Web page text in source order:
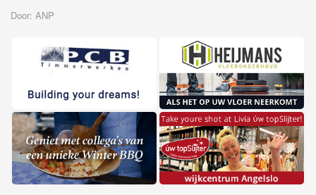
Door: ANP